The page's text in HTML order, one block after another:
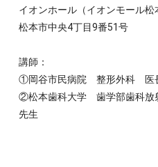
イオンホール（イオンモール
松本市中央4丁目9番51号
講師：
①岡谷市民病院 整形外科 医
②松本歯科大学 歯学部歯科
先生